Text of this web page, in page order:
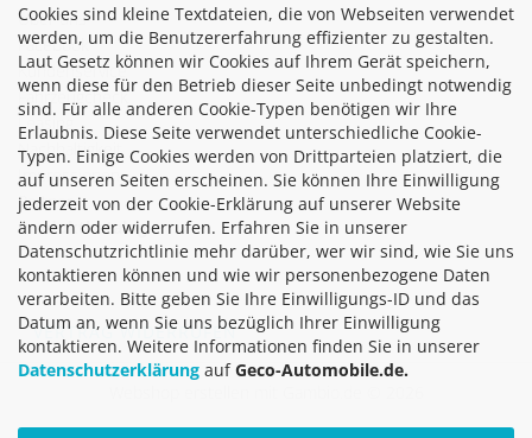
Cookies sind kleine Textdateien, die von Webseiten verwendet
werden, um die Benutzererfahrung effizienter zu gestalten.
Laut Gesetz können wir Cookies auf Ihrem Gerät speichern,
wenn diese für den Betrieb dieser Seite unbedingt notwendig
sind. Für alle anderen Cookie-Typen benötigen wir Ihre
Erlaubnis. Diese Seite verwendet unterschiedliche Cookie-
Typen. Einige Cookies werden von Drittparteien platziert, die
auf unseren Seiten erscheinen. Sie können Ihre Einwilligung
jederzeit von der Cookie-Erklärung auf unserer Website
ändern oder widerrufen. Erfahren Sie in unserer
Datenschutzrichtlinie mehr darüber, wer wir sind, wie Sie uns
kontaktieren können und wie wir personenbezogene Daten
verarbeiten. Bitte geben Sie Ihre Einwilligungs-ID und das
Datum an, wenn Sie uns bezüglich Ihrer Einwilligung
kontaktieren. Weitere Informationen finden Sie in unserer
Datenschutzerklärung aufGeco-Automobile.de.
Über uns
Facebook
Kundenservice
Fahrzeugcheck
Leasing
Nachhaltigkeit
Impressionen
Partner
Produktkatalog
VERTRAG WIDERRUFEN